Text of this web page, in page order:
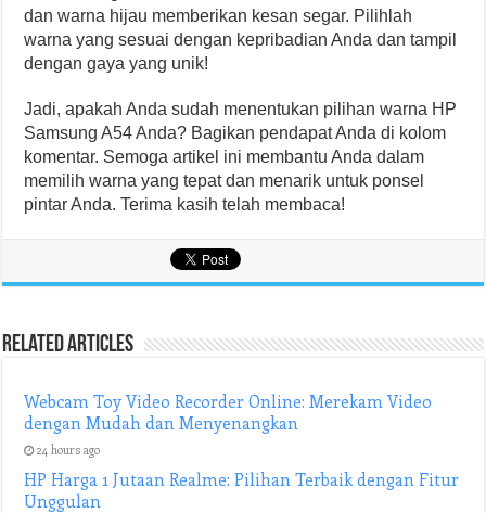
dan warna hijau memberikan kesan segar. Pilihlah
warna yang sesuai dengan kepribadian Anda dan tampil
dengan gaya yang unik!
Jadi, apakah Anda sudah menentukan pilihan warna HP
Samsung A54 Anda? Bagikan pendapat Anda di kolom
komentar. Semoga artikel ini membantu Anda dalam
memilih warna yang tepat dan menarik untuk ponsel
pintar Anda. Terima kasih telah membaca!
Related Articles
Webcam Toy Video Recorder Online: Merekam Video
dengan Mudah dan Menyenangkan
24 hours ago
HP Harga 1 Jutaan Realme: Pilihan Terbaik dengan Fitur
Unggulan